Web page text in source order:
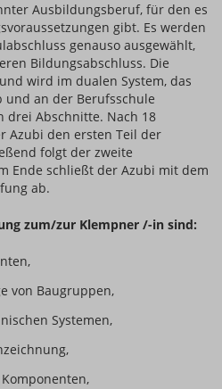
Ausbildungsberuf, für den es
gibt. Es werden
genauso ausgewählt,
Bildungsabschluss. Die
wird im dualen System, das
an der Berufsschule
drei Abschnitte. Nach 18
Azubi den ersten Teil der
folgt der zweite
Ende schließt der Azubi mit dem
ab.
zum/zur Klempner /-in sind:
von Baugruppen,
Systemen,